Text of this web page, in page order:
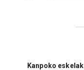
Kanpoko eskelak